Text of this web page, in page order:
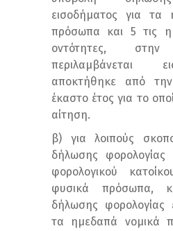
εισοδήματος για τα
πρόσωπα και 5 τις
οντότητες,
περιλαμβάνεται
αποκτήθηκε από
έκαστο έτος για το
αίτηση.
β) για λοιπούς
δήλωσης φορολογίας
φορολογικού
φυσικά πρόσωπα,
δήλωσης φορολογίας
τα ημεδαπά νομικά